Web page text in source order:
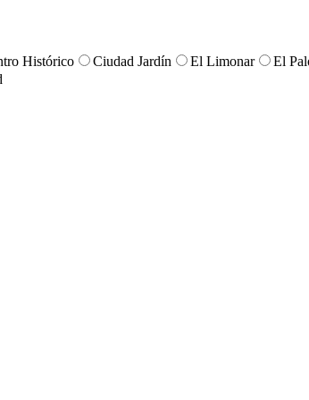
Histórico Ciudad Jardín El Limonar El